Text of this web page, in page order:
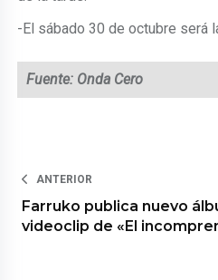
-El sábado 30 de octubre será
Fuente: Onda Cero
ANTERIOR
Farruko publica nuevo
videoclip de «El